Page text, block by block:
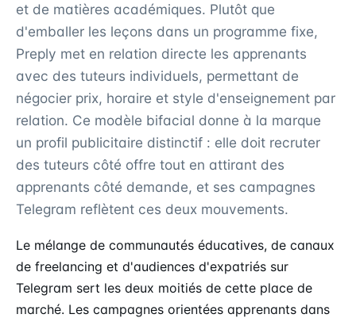
et de matières académiques. Plutôt que
d'emballer les leçons dans un programme fixe,
Preply met en relation directe les apprenants
avec des tuteurs individuels, permettant de
négocier prix, horaire et style d'enseignement par
relation. Ce modèle bifacial donne à la marque
un profil publicitaire distinctif : elle doit recruter
des tuteurs côté offre tout en attirant des
apprenants côté demande, et ses campagnes
Telegram reflètent ces deux mouvements.
Le mélange de communautés éducatives, de canaux
de freelancing et d'audiences d'expatriés sur
Telegram sert les deux moitiés de cette place de
marché. Les campagnes orientées apprenants dans